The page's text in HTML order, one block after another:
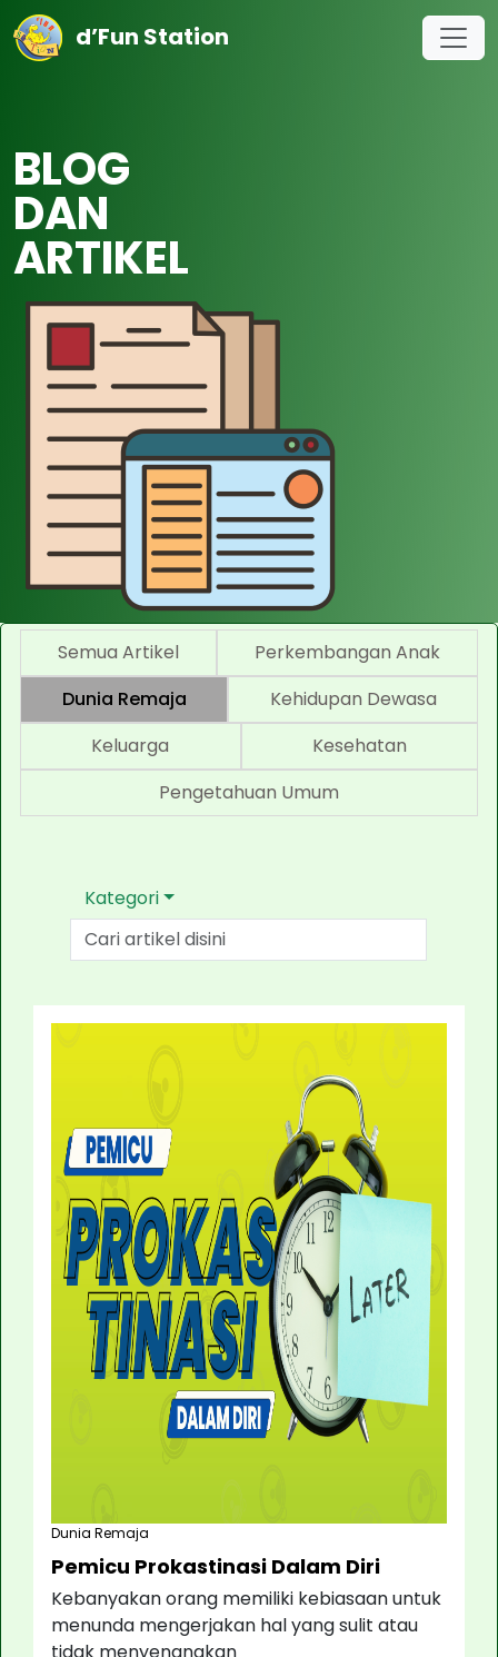
d’Fun Station
BLOG
DAN
ARTIKEL
Semua Artikel
Perkembangan Anak
Dunia Remaja
Kehidupan Dewasa
Keluarga
Kesehatan
Pengetahuan Umum
Kategori
Dunia Remaja
Pemicu Prokastinasi Dalam Diri
Kebanyakan orang memiliki kebiasaan untuk
menunda mengerjakan hal yang sulit atau